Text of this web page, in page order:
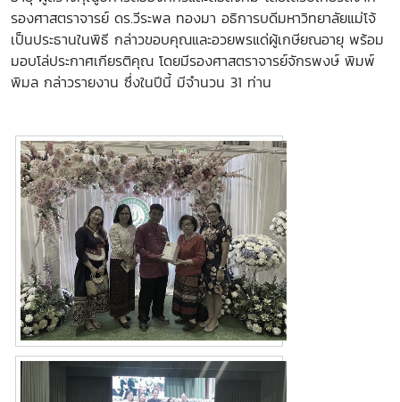
รองศาสตราจารย์ ดร.วีระพล ทองมา อธิการบดีมหาวิทยาลัยแม่โจ้
เป็นประธานในพิธี กล่าวขอบคุณและอวยพรแด่ผู้เกษียณอายุ พร้อม
มอบโล่ประกาศเกียรติคุณ โดยมีรองศาสตราจารย์จักรพงษ์ พิมพ์
พิมล กล่าวรายงาน ซึ่งในปีนี้ มีจำนวน 31 ท่าน